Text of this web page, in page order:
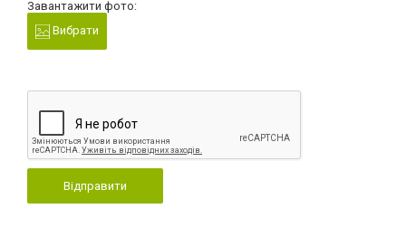
Завантажити фото:
Вибрати
Відправити